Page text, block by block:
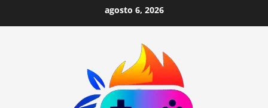
to
agosto 6, 2026